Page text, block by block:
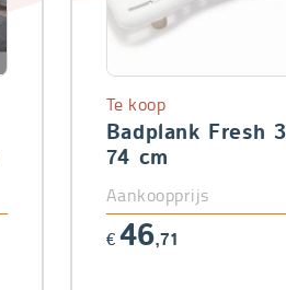
Badplank Fresh
74 cm
Te koop
Aankoopprijs
€ 46,71